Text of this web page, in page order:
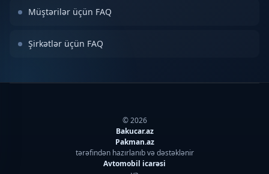
Müştərilər üçün FAQ
Şirkətlər üçün FAQ
© 2026
Bakucar.az
Pakman.az
tərəfindən hazırlanıb və dəstəklənir
Avtomobil icarəsi